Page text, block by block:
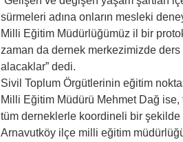
sürmeleri adına onların mesleki
Milli Eğitim Müdürlüğümüz il bir
zaman da dernek merkezimizde
alacaklar” dedi.
Sivil Toplum Örgütlerinin eğitim
Milli Eğitim Müdürü Mehmet Dağ
tüm derneklerle koordineli bir şekilde
Arnavutköy ilçe milli eğitim